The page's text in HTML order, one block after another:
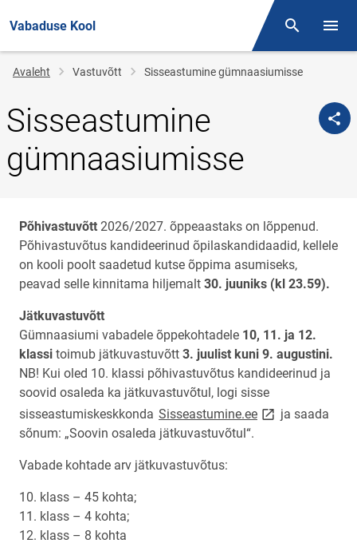
Vabaduse Kool Otsing
Jälglink
Avaleht Vastuvõtt Sisseastumine gümnaasiumisse
Sisseastumine
gümnaasiumisse
Põhivastuvõtt 2026/2027. õppeaastaks on lõppenud.
Põhivastuvõtus kandideerinud õpilaskandidaadid, kellele
on kooli poolt saadetud kutse õppima asumiseks,
peavad selle kinnitama hiljemalt 30. juuniks (kl 23.59).
Jätkuvastuvõtt
Gümnaasiumi vabadele õppekohtadele 10, 11. ja 12.
klassi toimub jätkuvastuvõtt 3. juulist kuni 9. augustini.
NB! Kui oled 10. klassi põhivastuvõtus kandideerinud ja
soovid osaleda ka jätkuvastuvõtul, logi sisse
sisseastumiskeskkonda Sisseastumine.eelink opens on
ja saada
sõnum: „Soovin osaleda jätkuvastuvõtul“.
Vabade kohtade arv jätkuvastuvõtus:
10. klass – 45 kohta;
11. klass – 4 kohta;
12. klass – 8 kohta